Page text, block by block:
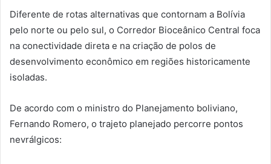
Diferente de rotas alternativas que contornam a Bolívia
pelo norte ou pelo sul, o Corredor Bioceânico Central foca
na conectividade direta e na criação de polos de
desenvolvimento econômico em regiões historicamente
isoladas.
De acordo com o ministro do Planejamento boliviano,
Fernando Romero, o trajeto planejado percorre pontos
nevrálgicos: